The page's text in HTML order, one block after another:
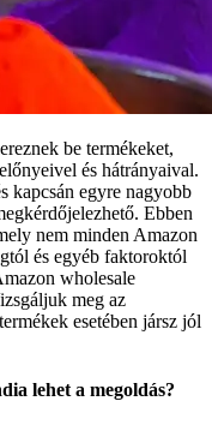
be termékeket,
és hátrányaival.
kapcsán egyre nagyobb
Ebben
nem minden Amazon
és egyéb faktoroktól
wholesale
meg az
esetében jársz jól
lehet a megoldás?